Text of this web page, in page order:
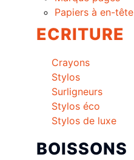
Papiers à en-tête
ECRITURE
Crayons
Stylos
Surligneurs
Stylos éco
Stylos de luxe
BOISSONS